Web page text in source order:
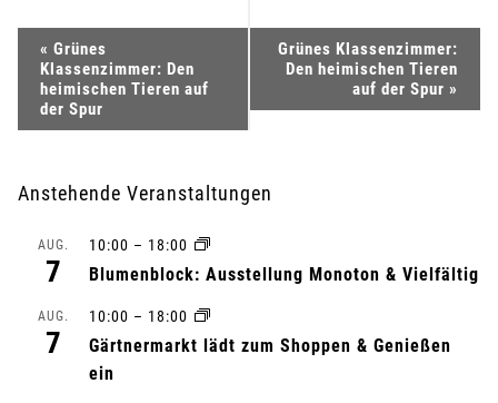
a
« Grünes
Klassenzimmer: Den
heimischen Tieren auf
der Spur
Grünes Klassenzimmer:
Den heimischen Tieren
auf der Spur »
Anstehende Veranstaltungen
AUG.
7
10:00 – 18:00
Blumenblock: Ausstellung Monoton & Vielfältig
AUG.
7
10:00 – 18:00
Gärtnermarkt lädt zum Shoppen & Genießen
ein